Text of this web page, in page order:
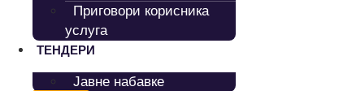
Приговори корисника
услуга
ТЕНДЕРИ
Јавне набавке